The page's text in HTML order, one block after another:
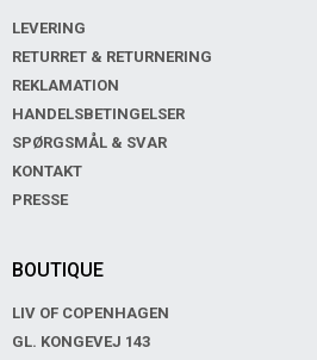
LEVERING
RETURRET & RETURNERING
REKLAMATION
HANDELSBETINGELSER
SPØRGSMÅL & SVAR
KONTAKT
PRESSE
BOUTIQUE
LIV OF COPENHAGEN
GL. KONGEVEJ 143